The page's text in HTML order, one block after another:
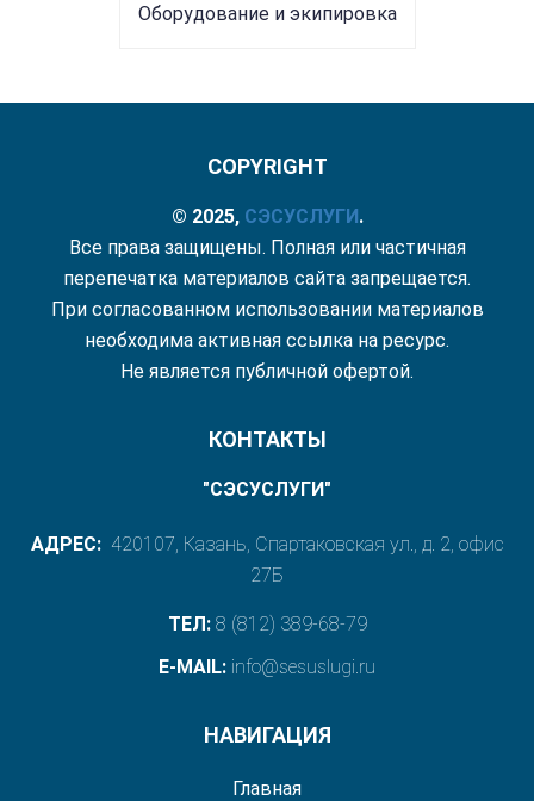
Оборудование и экипировка
COPYRIGHT
© 2025, СЭСУСЛУГИ.
Все права защищены. Полная или частичная
перепечатка материалов сайта запрещается.
При согласованном использовании материалов
необходима активная ссылка на ресурс.
Не является публичной офертой.
КОНТАКТЫ
"СЭСУСЛУГИ"
АДРЕС: 420107, Казань, Спартаковская ул., д. 2, офис
27Б
ТЕЛ: 8 (812) 389-68-79
E-MAIL: info@sesuslugi.ru
НАВИГАЦИЯ
Главная